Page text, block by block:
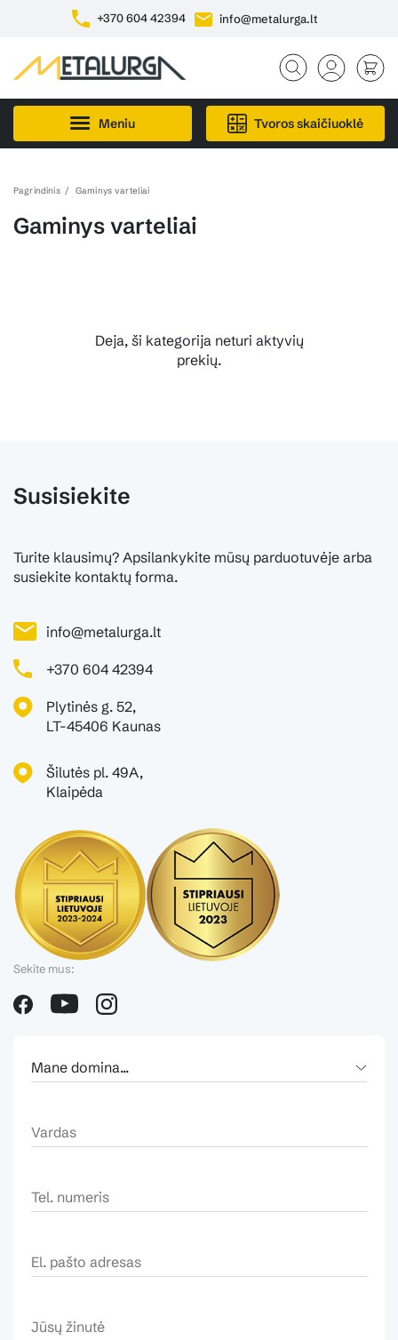
+370 604 42394 info@metalurga.lt
Meniu Tvoros skaičiuoklė
Pagrindinis Gaminys varteliai
Gaminys varteliai
Deja, ši kategorija neturi aktyvių
prekių.
Susisiekite
Turite klausimų? Apsilankykite mūsų parduotuvėje arba
susiekite kontaktų forma.
info@metalurga.lt
+370 604 42394
Plytinės g. 52,
LT-45406 Kaunas
Šilutės pl. 49A,
Klaipėda
Sekite mus: